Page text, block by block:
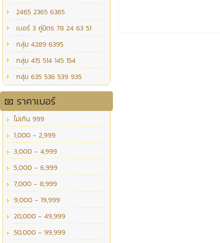
2465 2365 6365
เบอร์ 3 คู่มิตร 78 24 63 51
กลุ่ม 4289 6395
กลุ่ม 415 514 145 154
กลุ่ม 635 536 539 935
ราคาเบอร์
ไม่เกิน 999
1,000 - 2,999
3,000 - 4,999
5,000 - 6,999
7,000 - 8,999
9,000 - 19,999
20,000 - 49,999
50,000 - 99,999